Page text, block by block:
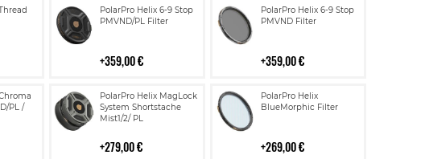
PolarPro Helix 6-9 Stop
PMVND/PL Filter
359,00 €
Lisää
ostoskoriin
PolarPro Helix 6-9 Stop
PMVND Filter
359,00 €
Lisää
ostoskoriin
PL /
PolarPro Helix MagLock
System Shortstache
Mist1/2/ PL
279,00 €
Lisää
ostoskoriin
PolarPro Helix
BlueMorphic Filter
269,00 €
Lisää
ostoskoriin